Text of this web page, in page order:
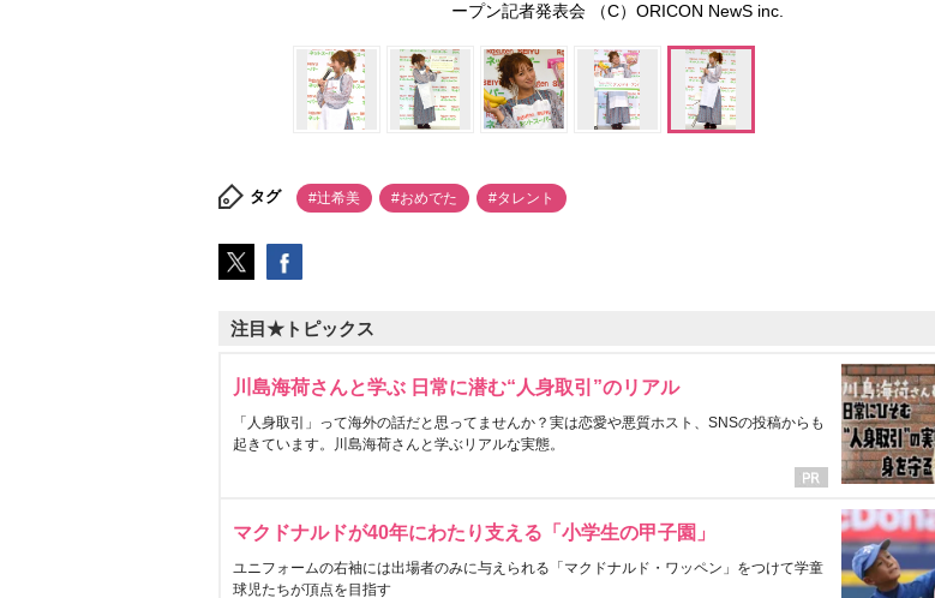
ープン記者発表会 （C）ORICON NewS inc.
タグ #辻希美 #おめでた #タレント
注目★トピックス
川島海荷さんと学ぶ 日常に潜む“人身取引”のリアル
「人身取引」って海外の話だと思ってませんか？実は恋愛や悪質ホスト、SNSの投稿からも
起きています。川島海荷さんと学ぶリアルな実態。
マクドナルドが40年にわたり支える「小学生の甲子園」
ユニフォームの右袖には出場者のみに与えられる「マクドナルド・ワッペン」をつけて学童
球児たちが頂点を目指す